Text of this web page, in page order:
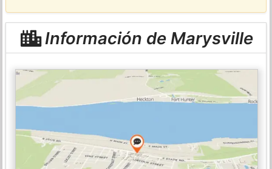
Información de Marysville